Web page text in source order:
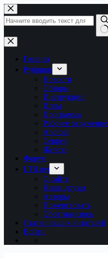
Перейти
к
сути
Ничего
не
найденоГлавная
Рубрики
Новости
Обзоры
Инструкции
Игры
Программы
Рабочее окружение
Android
Сервер
Железо
Форум
LTB.net
О сайте
Наши друзья
Авторы
Пожертвовать
Обратная связь
Статьи наших читателей
Войти